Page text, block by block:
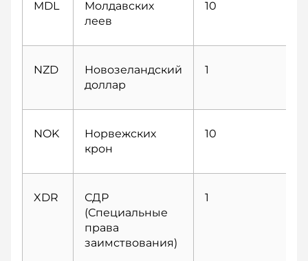
MDL
Молдавских
леев
10
NZD
Новозеландский
доллар
1
NOK
Норвежских
крон
10
XDR
СДР
(Специальные
права
заимствования)
1